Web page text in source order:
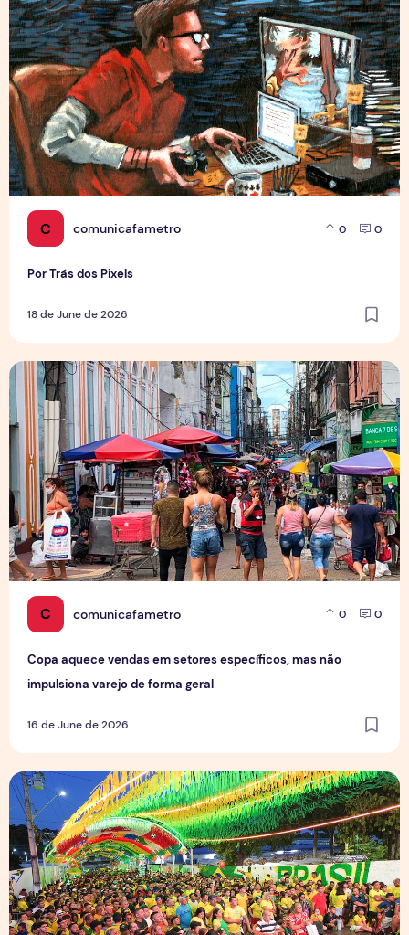
C comunicafametro 0 0
Por Trás dos Pixels
18 de June de 2026
C comunicafametro 0 0
Copa aquece vendas em setores específicos, mas não
impulsiona varejo de forma geral
16 de June de 2026
Copa aquece vendas em setores específicos, mas não
Tradição das Ruas da Copa mobiliza moradores e